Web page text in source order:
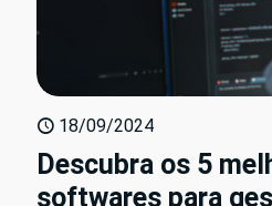
18/09/2024
Descubra os 5
softwares para